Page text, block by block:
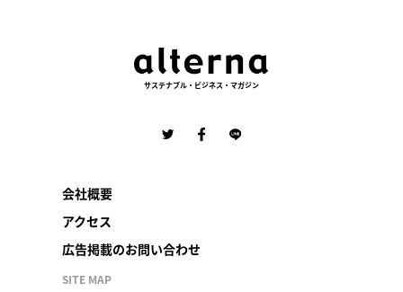
サステナブル・ビジネス・マガジン
会社概要
アクセス
広告掲載のお問い合わせ
SITE MAP